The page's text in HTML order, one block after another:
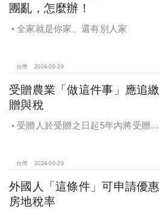
團亂，怎麼辦！
全家就是你家、還有別人家
台灣 2024-09-29
受贈農業「做這件事」應追繳
贈與稅
受贈人於受贈之日起5年內將受贈之
台灣 2024-09-29
外國人「這條件」可申請優惠
房地稅率